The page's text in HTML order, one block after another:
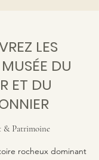
LES
DU
ET DU
& Patrimoine
rocheux dominant